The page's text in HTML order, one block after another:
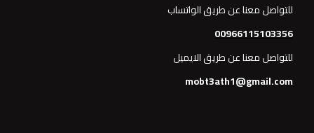
للتواصل معنا عن طريق الواتساب
00966115103356
للتواصل معنا عن طريق الايميل
mobt3ath1@gmail.com